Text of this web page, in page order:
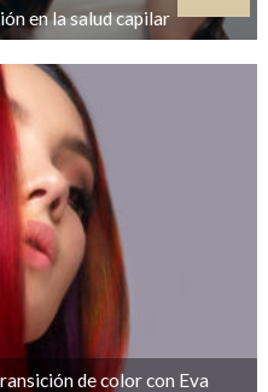
en la salud capilar
de color con Eva